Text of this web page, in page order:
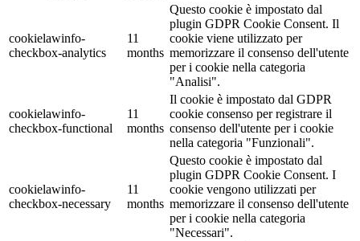
cookielawinfo-
checkbox-analytics
11
months
Questo cookie è impostato dal
plugin GDPR Cookie Consent. Il
cookie viene utilizzato per
memorizzare il consenso dell'utente
per i cookie nella categoria
"Analisi".
cookielawinfo-
checkbox-functional
11
months
Il cookie è impostato dal GDPR
cookie consenso per registrare il
consenso dell'utente per i cookie
nella categoria "Funzionali".
cookielawinfo-
checkbox-necessary
11
months
Questo cookie è impostato dal
plugin GDPR Cookie Consent. I
cookie vengono utilizzati per
memorizzare il consenso dell'utente
per i cookie nella categoria
"Necessari".